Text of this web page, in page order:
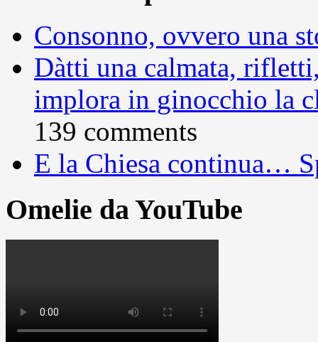
Consonno, ovvero una
Dàtti una calmata,
implora in ginocchio la
139 comments
E la Chiesa continua…
Omelie da YouTube